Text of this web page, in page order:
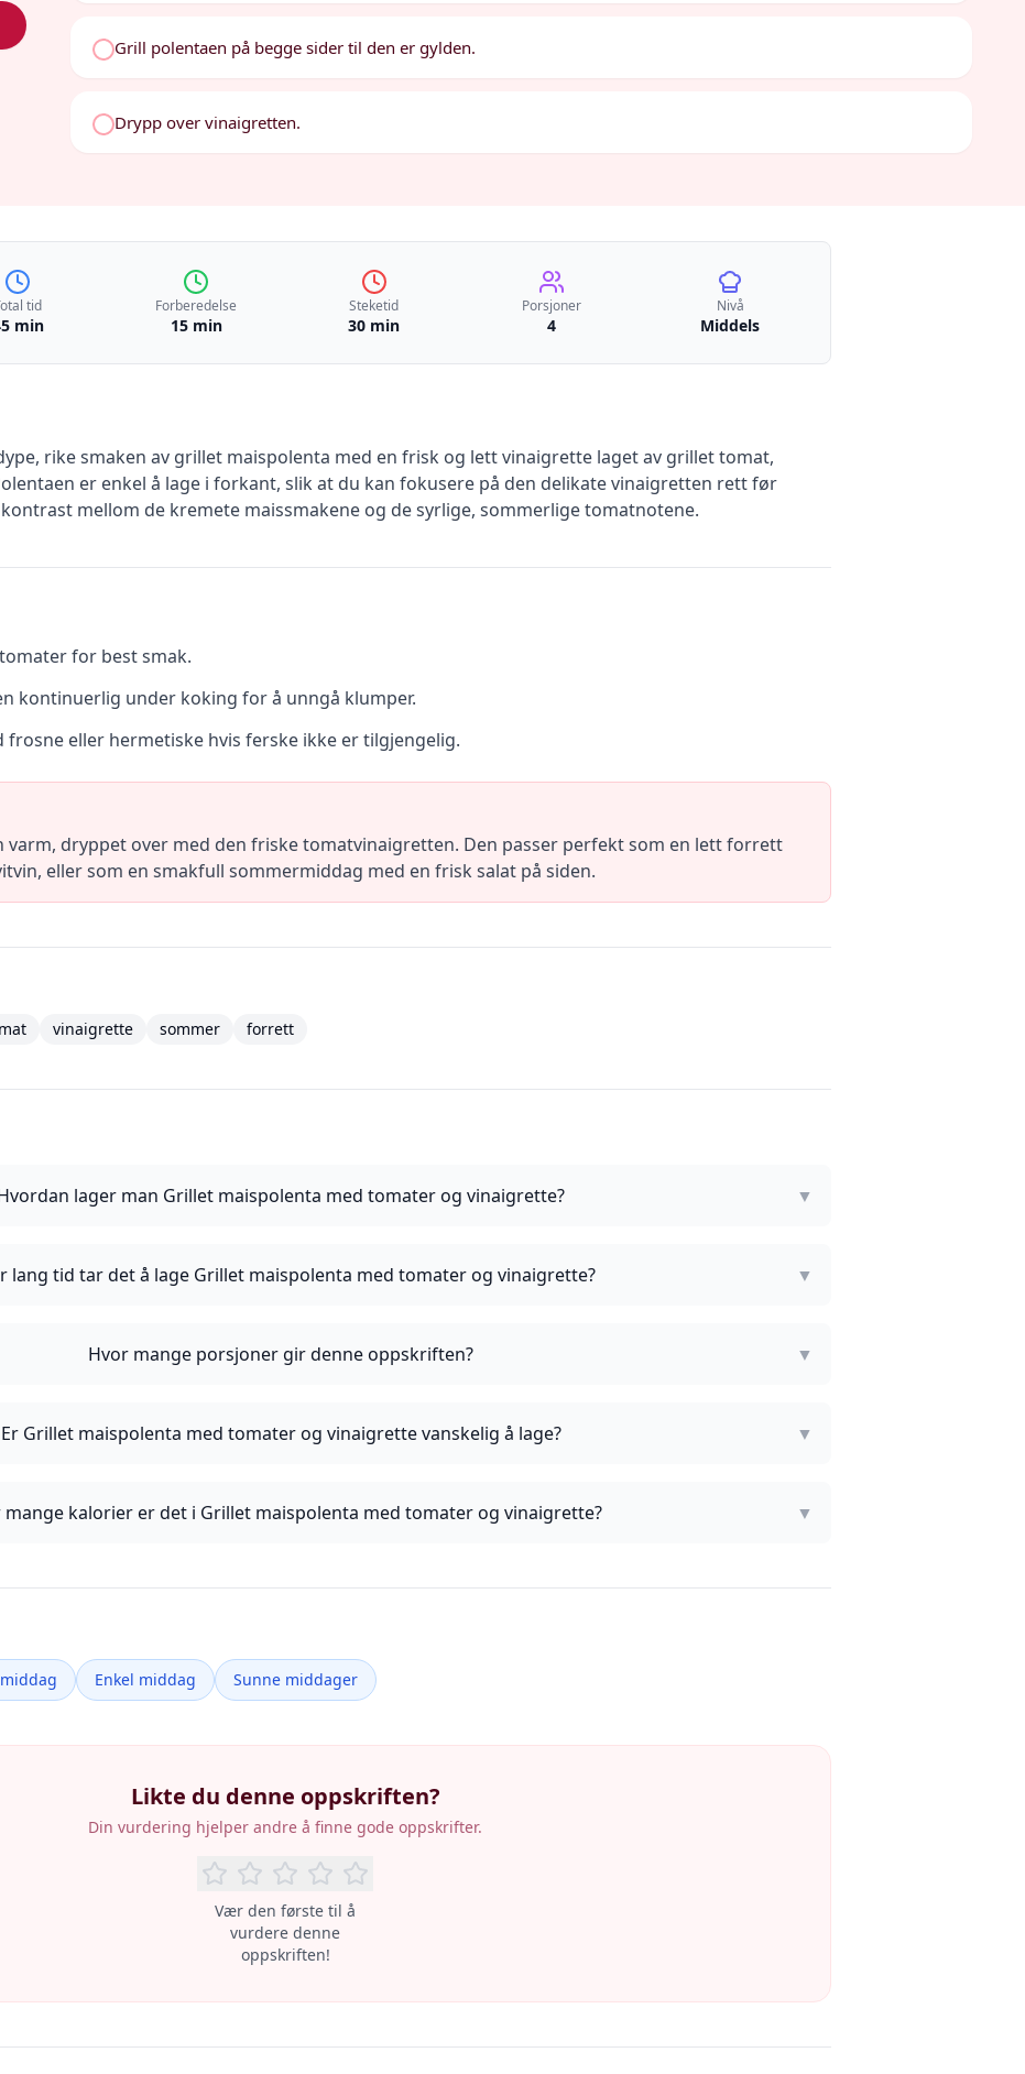
Grill polentaen på begge sider til den er gylden.
Drypp over vinaigretten.
tid
min
Forberedelse
15 min
Steketid
30 min
Porsjoner
4
Nivå
Middels
rike smaken av grillet maispolenta med en frisk og lett vinaigrette laget av grillet tomat,
er enkel å lage i forkant, slik at du kan fokusere på den delikate vinaigretten rett før
mellom de kremete maissmakene og de syrlige, sommerlige tomatnotene.
for best smak.
kontinuerlig under koking for å unngå klumper.
eller hermetiske hvis ferske ikke er tilgjengelig.
varm, dryppet over med den friske tomatvinaigretten. Den passer perfekt som en lett forrett
eller som en smakfull sommermiddag med en frisk salat på siden.
vinaigrette sommer forrett
lager man Grillet maispolenta med tomater og vinaigrette? ▼
lang tid tar det å lage Grillet maispolenta med tomater og vinaigrette? ▼
Hvor mange porsjoner gir denne oppskriften? ▼
Er Grillet maispolenta med tomater og vinaigrette vanskelig å lage? ▼
mange kalorier er det i Grillet maispolenta med tomater og vinaigrette? ▼
Enkel middag Sunne middager
Likte du denne oppskriften?
Din vurdering hjelper andre å finne gode oppskrifter.
Vær den første til å
vurdere denne
oppskriften!